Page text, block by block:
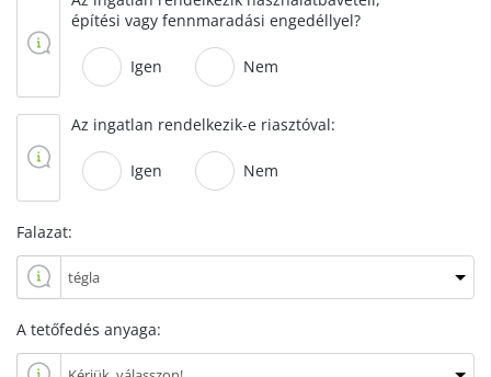
építési vagy fennmaradási engedéllyel?
Igen Nem
Az ingatlan rendelkezik-e riasztóval:
Igen Nem
Falazat:
A tetőfedés anyaga: